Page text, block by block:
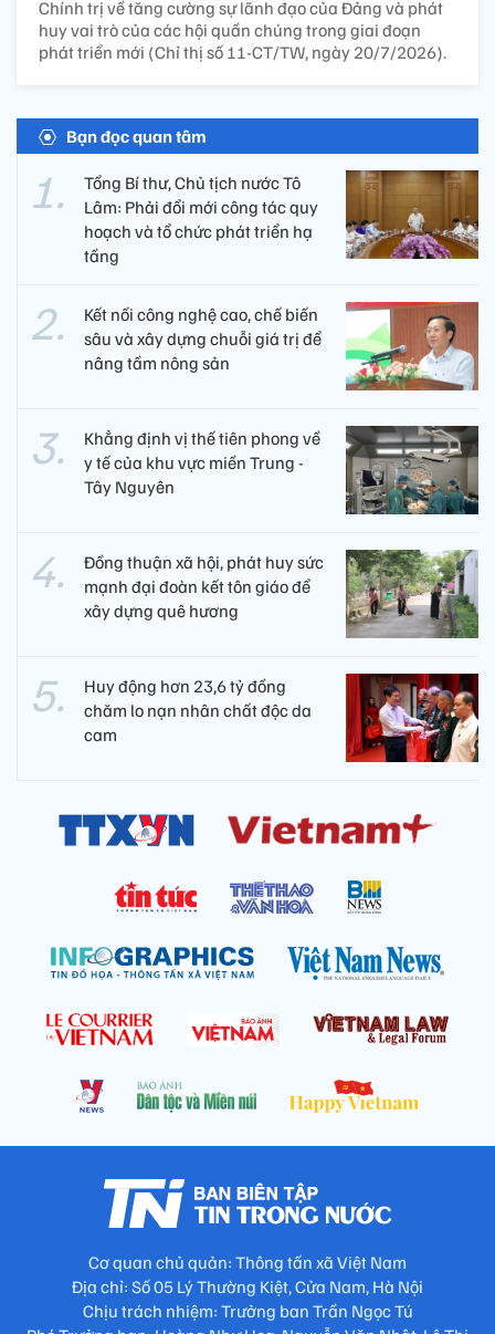
Chính trị về tăng cường sự lãnh đạo của Đảng và phát
huy vai trò của các hội quần chúng trong giai đoạn
phát triển mới (Chỉ thị số 11-CT/TW, ngày 20/7/2026).
Bạn đọc quan tâm
Tổng Bí thư, Chủ tịch nước Tô
Lâm: Phải đổi mới công tác quy
hoạch và tổ chức phát triển hạ
tầng
Kết nối công nghệ cao, chế biến
sâu và xây dựng chuỗi giá trị để
nâng tầm nông sản
Khẳng định vị thế tiên phong về
y tế của khu vực miền Trung -
Tây Nguyên ​
Đồng thuận xã hội, phát huy sức
mạnh đại đoàn kết tôn giáo để
xây dựng quê hương
Huy động hơn 23,6 tỷ đồng
chăm lo nạn nhân chất độc da
cam
Cơ quan chủ quản: Thông tấn xã Việt Nam
Địa chỉ: Số 05 Lý Thường Kiệt, Cửa Nam, Hà Nội
Chịu trách nhiệm: Trưởng ban Trần Ngọc Tú